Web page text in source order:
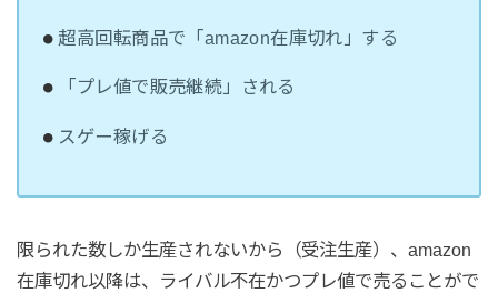
超高回転商品で「amazon在庫切れ」する
「プレ値で販売継続」される
スゲー稼げる
限られた数しか生産されないから（受注生産）、amazon
在庫切れ以降は、ライバル不在かつプレ値で売ることがで